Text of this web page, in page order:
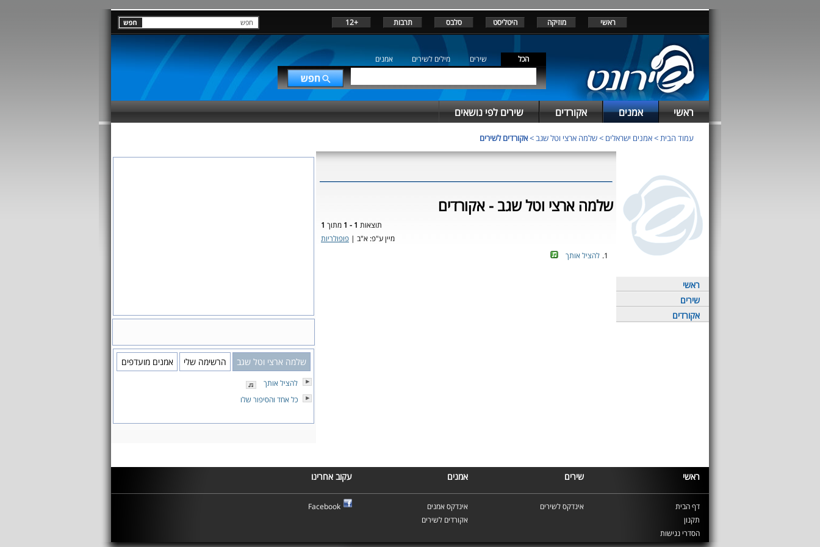
ראשי מוזיקה היטליסט סלבס תרבות +12
הכל שירים מילים לשירים אמנים
ראשי אמנים אקורדים שירים לפי נושאים
עמוד הבית>אמנים ישראלים >שלמה ארצי וטל שגב>אקורדים לשירים
ראשי
שירים
אקורדים
שלמה ארצי וטל שגב - אקורדים
תוצאות 1 - 1 מתוך 1
מיין ע"פ: א"ב | פופולריות
1. להציל אותך
שלמה ארצי וטל שגב הרשימה שלי אמנים מועדפים
להציל אותך
כל אחד והסיפור שלו
ראשי שירים אמנים עקוב אחרינו
דף הבית
תקנון
הסדרי נגישות
אינדקס לשירים
אינדקס אמנים
אקורדים לשירים
Facebook